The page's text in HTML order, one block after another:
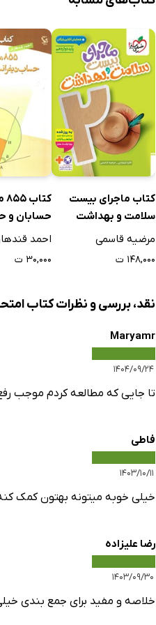
کتاب ماجرای بیست
سلامت و بهداشت
مرضیه قاسمی
۱۴۸,۰۰۰ ت
حسابان و
احمد
۳۰,۰۰۰ ت
نقد، بررسی و نظرات کتاب امتحانت زبان
Maryamr
۱۴۰۴/۰۹/۲۴
تا جایی که مطالعه کردم موجب
فاطی
۱۴۰۳/۱۰/۱۱
خیلی خوبه میتونه بهتون کمک
رضا علیزاده
۱۴۰۳/۰۹/۳۰
خلاصه و مفید برای جمع بندی